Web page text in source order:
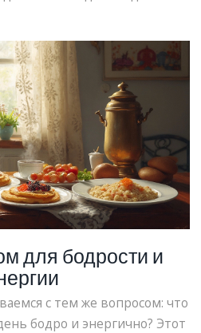
типичных ошибок.
языком, без лишней
для бодрости и
с тем же вопросом: что
бодро и энергично? Этот